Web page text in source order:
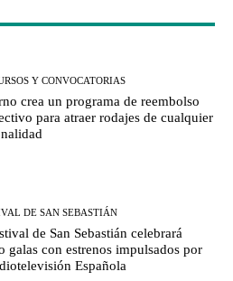
Y CONVOCATORIAS
crea un programa de reembolso
para atraer rodajes de cualquier
DE SAN SEBASTIÁN
de San Sebastián celebrará
galas con estrenos impulsados por
Española